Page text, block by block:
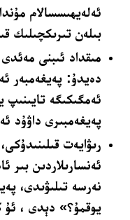
ئەلەيھىسسالام
بىلەن تىرىكچىلىك
مىقداد ئىبنى
دەيدۇ: پەيغەمبەر
ئەمگىكىگە تايىنىپ
پەيغەمبىرى داۋۇد
رىۋايەت
ئەنسارىلاردىن بىر
نەرسە تىلىۋىدى،
يوقمۇ؟» دېدى ، ئۇ